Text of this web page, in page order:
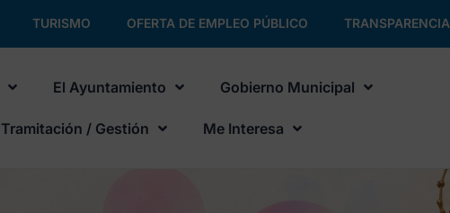
TURISMO OFERTA DE EMPLEO PÚBLICO TRANSPARENCIA
El Ayuntamiento Gobierno Municipal
Tramitación / Gestión Me Interesa